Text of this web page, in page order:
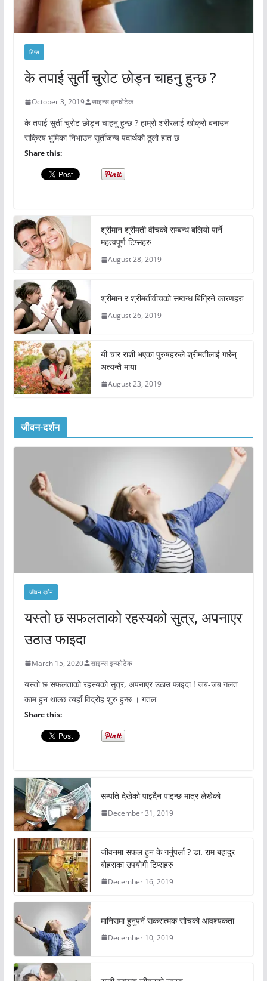
टिप्स
के तपाई सुर्ती चुरोट छोड्न चाहनु हुन्छ ?
October 3, 2019 साइन्स इन्फोटेक
के तपाई सुर्ती चुरोट छोड्न चाहनु हुन्छ ? हाम्रो शरीरलाई खोक्रो बनाउन
सक्रिय भुमिका निभाउन सुर्तीजन्य पदार्थको ठूलो हात छ
Share this:
श्रीमान श्रीमती वीचको सम्बन्ध बलियो पार्ने
महत्वपूर्ण टिप्सहरु
August 28, 2019
श्रीमान र श्रीमतीवीचको सम्वन्ध बिग्रिने कारणहरु
August 26, 2019
यी चार राशी भएका पुरुषहरुले श्रीमतीलाई गर्छन्
अत्यन्तै माया
August 23, 2019
जीवन-दर्शन
जीवन-दर्शन
यस्तो छ सफलताको रहस्यको सुत्र, अपनाएर
उठाउ फाइदा
March 15, 2020 साइन्स इन्फोटेक
यस्तो छ सफलताको रहस्यको सुत्र, अपनाएर उठाउ फाइदा ! जब-जब गलत
काम हुन थाल्छ त्यहाँ विद्रोह शुरु हुन्छ । गतल
Share this:
सम्पति देखेको पाइदैन पाइन्छ मात्र लेखेको
December 31, 2019
जीवनमा सफल हुन के गर्नुपर्ला ? डा. राम बहादुर
बोहराका उपयोगी टिप्सहरु
December 16, 2019
मानिसमा हुनुपर्ने सकरात्मक सोचको आवश्यकता
December 10, 2019